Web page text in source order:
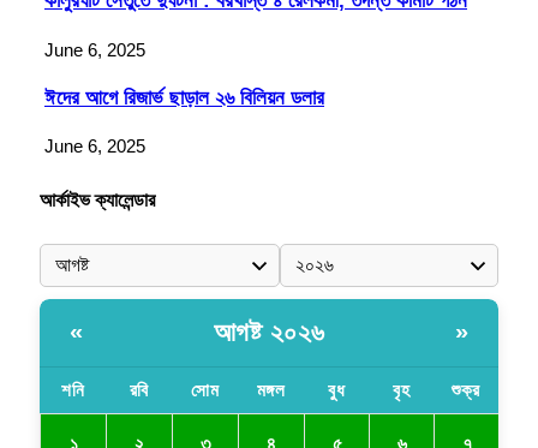
June 6, 2025
ঈদের আগে রিজার্ভ ছাড়াল ২৬ বিলিয়ন ডলার
June 6, 2025
আর্কাইভ ক্যালেন্ডার
« আগষ্ট ২০২৬ »
শনি রবি সোম মঙ্গল বুধ বৃহ শুক্র
১